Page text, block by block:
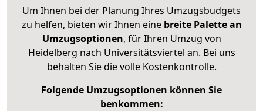
Um Ihnen bei der Planung Ihres Umzugsbudgets
zu helfen, bieten wir Ihnen eine breite Palette an
Umzugsoptionen, für Ihren Umzug von
Heidelberg nach Universitätsviertel an. Bei uns
behalten Sie die volle Kostenkontrolle.
Folgende Umzugsoptionen können Sie
benkommen: